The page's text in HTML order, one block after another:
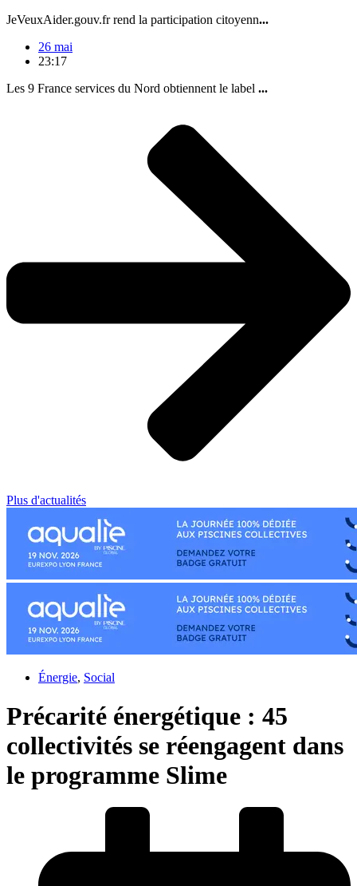
JeVeuxAider.gouv.fr rend la participation citoyenn...
26 mai
23:17
Les 9 France services du Nord obtiennent le label ...
Plus d'actualités
Énergie, Social
Précarité énergétique : 45
collectivités se réengagent dans
le programme Slime